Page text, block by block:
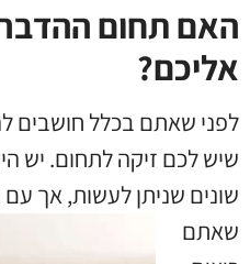
האם תחום
אליכם?
לפני שאתם בכלל חושבים
שיש לכם זיקה לתחום. יש
שונים שניתןלעשות, אך
שאתם